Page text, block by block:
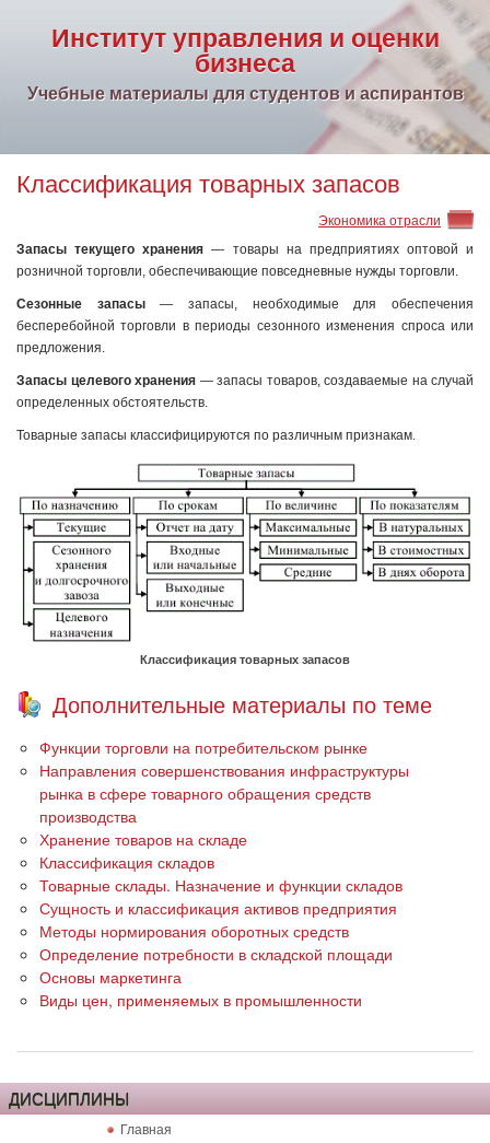
Институт управления и оценки
бизнеса
Учебные материалы для студентов и аспирантов
Классификация товарных запасов
Экономика отрасли
Запасы текущего хранения — товары на предприятиях оптовой и
розничной торговли, обеспечивающие повседневные нужды торговли.
Сезонные запасы— запасы, необходимые для обеспечения
бесперебойной торговли в периоды сезонного изменения спроса или
предложения.
Запасы целевого хранения — запасы товаров, создаваемые на случай
определенных обстоятельств.
Товарные запасы классифицируются по различным признакам.
Классификация товарных запасов
Дополнительные материалы по теме
Функции торговли на потребительском рынке
Направления совершенствования инфраструктуры
рынка в сфере товарного обращения средств
производства
Хранение товаров на складе
Классификация складов
Товарные склады. Назначение и функции складов
Сущность и классификация активов предприятия
Методы нормирования оборотных средств
Определение потребности в складской площади
Основы маркетинга
Виды цен, применяемых в промышленности
ДИСЦИПЛИНЫ
Главная